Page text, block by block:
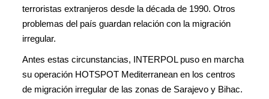
terroristas extranjeros desde la década de 1990. Otros
problemas del país guardan relación con la migración
irregular.
Antes estas circunstancias, INTERPOL puso en marcha
su operación HOTSPOT Mediterranean en los centros
de migración irregular de las zonas de Sarajevo y Bihac.